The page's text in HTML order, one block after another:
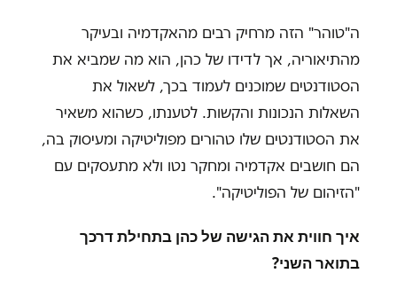
ה"טוהר" הזה מרחיק רבים מהאקדמיה ובעיקר
מהתיאוריה, אך לדידו של כהן, הוא מה שמביא את
הסטודנטים שמוכנים לעמוד בכך, לשאול את
השאלות הנכונות והקשות. לטענתו, כשהוא משאיר
את הסטודנטים שלו טהורים מפוליטיקה ומעיסוק בה,
הם חושבים אקדמיה ומחקר נטו ולא מתעסקים עם
"הזיהום של הפוליטיקה".
איך חווית את הגישה של כהן בתחילת דרכך
בתואר השני?